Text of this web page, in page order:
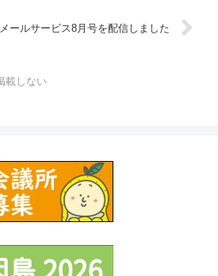
ールサービス8月号を配信しました
載しない